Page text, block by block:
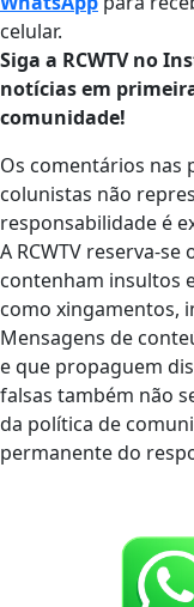
celular.
Siga a RCWTV no
notícias em
comunidade!
Os comentários nas
colunistas não
responsabilidade é
A RCWTV reserva-
contenham insultos
como xingamentos,
Mensagens de
e que propaguem
falsas também não
da política de
permanente do